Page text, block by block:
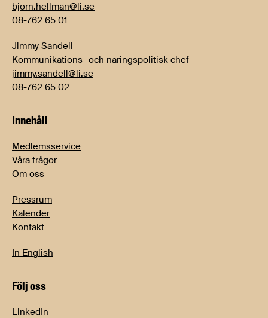
bjorn.hellman@li.se
08-762 65 01
Jimmy Sandell
Kommunikations- och näringspolitisk chef
jimmy.sandell@li.se
08-762 65 02
Innehåll
Medlemsservice
Våra frågor
Om oss
Pressrum
Kalender
Kontakt
In English
Följ oss
LinkedIn